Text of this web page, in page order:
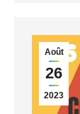
Août
26
2023